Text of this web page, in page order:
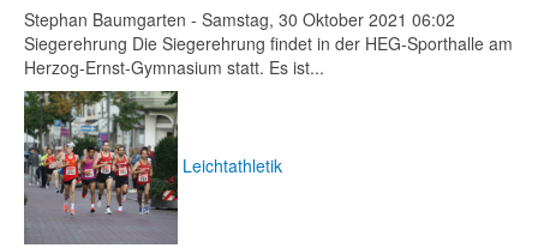
Stephan Baumgarten - Samstag, 30 Oktober 2021 06:02
Siegerehrung Die Siegerehrung findet in der HEG-Sporthalle am
Herzog-Ernst-Gymnasium statt. Es ist...
Leichtathletik